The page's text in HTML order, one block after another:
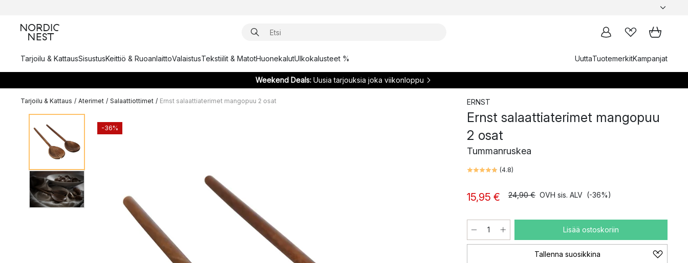
Tarjoilu & KattausSisustusKeittiö & RuoanlaittoValaistusTekstiilit & MatotHuonekalutUlkokalusteet % UuttaTuotemerkitKampanjat
Weekend Deals:Uusia tarjouksia joka viikonloppu
Tarjoilu & Kattaus / Aterimet / Salaattiottimet / Ernst salaattiaterimet mangopuu 2 osat
-36%
ERNST
Ernst salaattiaterimet mangopuu
2 osat
Tummanruskea
(4.8)
15,95 € 24,90 € OVH sis. ALV (-36%)
Lisää ostoskoriin
Tallenna suosikkina